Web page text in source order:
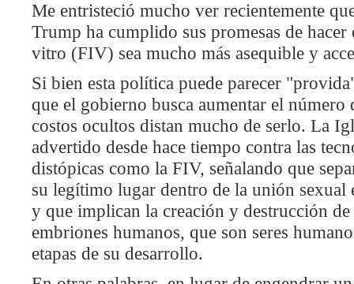
Me entristeció mucho ver recientemente
Trump ha cumplido sus promesas de
vitro (FIV) sea mucho más asequible y
Si bien esta política puede parecer
que el gobierno busca aumentar el número
costos ocultos distan mucho de serlo. La
advertido desde hace tiempo contra las
distópicas como la FIV, señalando que
su legítimo lugar dentro de la unión sexual
y que implican la creación y destrucción
embriones humanos, que son seres
etapas de su desarrollo.